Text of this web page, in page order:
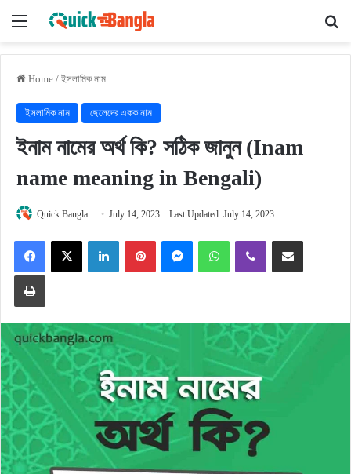
Menu
Home / ইসলামিক নাম
ইসলামিক নাম ছেলেদের একক নাম
ইনাম নামের অর্থ কি? সঠিক জানুন (Inam
name meaning in Bengali)
Quick Bangla July 14, 2023 Last Updated: July 14, 2023
FacebookX LinkedInPinterestMessengerWhatsAppViber Share via Email
Print